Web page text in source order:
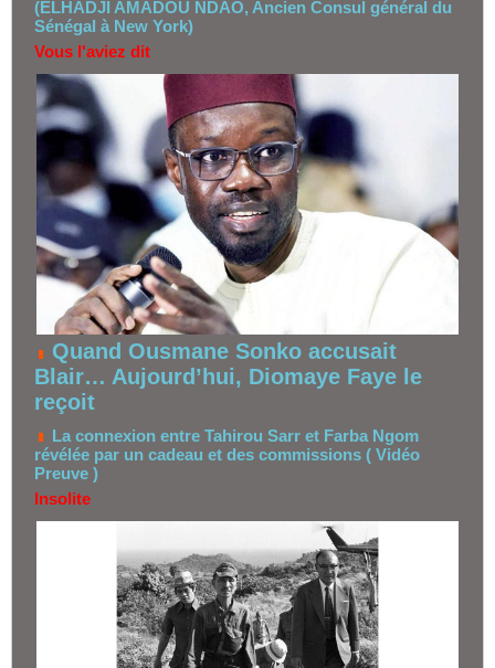
(ELHADJI AMADOU NDAO, Ancien Consul général du
Sénégal à New York)
Vous l'aviez dit
Quand Ousmane Sonko accusait
Blair… Aujourd’hui, Diomaye Faye le
reçoit
La connexion entre Tahirou Sarr et Farba Ngom
révélée par un cadeau et des commissions ( Vidéo
Preuve )
Insolite